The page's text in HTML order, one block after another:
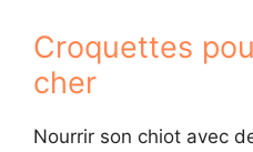
Croquettes
cher
Nourrir son chiot avec